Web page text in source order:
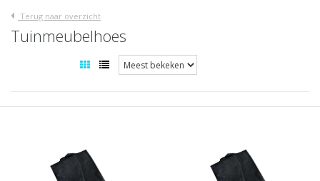
Terug naar overzicht
Tuinmeubelhoes